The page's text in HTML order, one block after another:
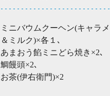
ミニバウムクーヘン(キャラ
＆ミルク)×各１､
あまおう餡ミニどら焼き×2､
鯛饅頭×2､
お茶(伊右衛門)×2